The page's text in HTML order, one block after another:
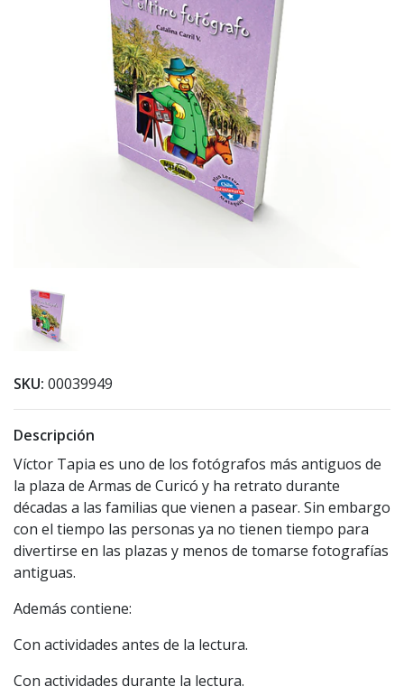
SKU: 00039949
Descripción
Víctor Tapia es uno de los fotógrafos más antiguos de
la plaza de Armas de Curicó y ha retrato durante
décadas a las familias que vienen a pasear. Sin embargo
con el tiempo las personas ya no tienen tiempo para
divertirse en las plazas y menos de tomarse fotografías
antiguas.
Además contiene:
Con actividades antes de la lectura.
Con actividades durante la lectura.